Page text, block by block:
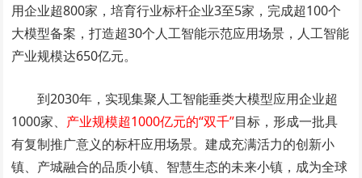
用企业超800家，培育行业标杆企业3至5家，完成超100个
大模型备案，打造超30个人工智能示范应用场景，人工智能
产业规模达650亿元。
到2030年，实现集聚人工智能垂类大模型应用企业超
1000家、 产业规模超1000亿元的“双千”目标，形成一批具
有复制推广意义的标杆应用场景。建成充满活力的创新小
镇、产城融合的品质小镇、智慧生态的未来小镇，成为全球